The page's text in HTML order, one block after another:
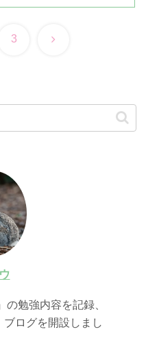
3 次
の勉強内容を記録、
ログを開設しまし